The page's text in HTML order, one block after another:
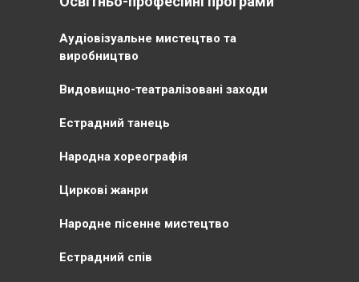
Аудіовізуальне мистецтво та
виробництво
Видовищно-театралізовані заходи
Естрадний танець
Народна хореографія
Циркові жанри
Народне пісенне мистецтво
Естрадний спів